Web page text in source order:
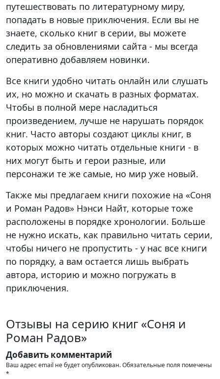
путешествовать по литературному миру,
попадать в новые приключения. Если вы не
знаете, сколько книг в серии, вы можете
следить за обновлениями сайта - мы всегда
оперативно добавляем новинки.
Все книги удобно читать онлайн или слушать
их, но можно и скачать в разных форматах.
Чтобы в полной мере насладиться
произведением, лучше не нарушать порядок
книг. Часто авторы создают циклы книг, в
которых можно читать отдельные книги - в
них могут быть и герои разные, или
персонажи те же самые, но мир уже новый.
Также мы предлагаем книги похожие на «Соня
и Роман Радов» Нэнси Найт, которые тоже
расположены в порядке хронологии. Больше
не нужно искать, как правильно читать серии,
чтобы ничего не пропустить - у нас все книги
по порядку, а вам остается лишь выбрать
автора, историю и можно погружать в
приключения.
Отзывы на серию книг «Соня и
Роман Радов»
Добавить комментарий
Ваш адрес email не будет опубликован.Обязательные поля помечены
*